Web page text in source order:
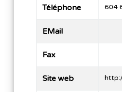
Téléphone 604
EMail
Fax
Site web